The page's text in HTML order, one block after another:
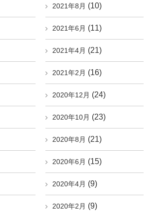
2021年8月 (10)
2021年6月 (11)
2021年4月 (21)
2021年2月 (16)
2020年12月 (24)
2020年10月 (23)
2020年8月 (21)
2020年6月 (15)
2020年4月 (9)
2020年2月 (9)